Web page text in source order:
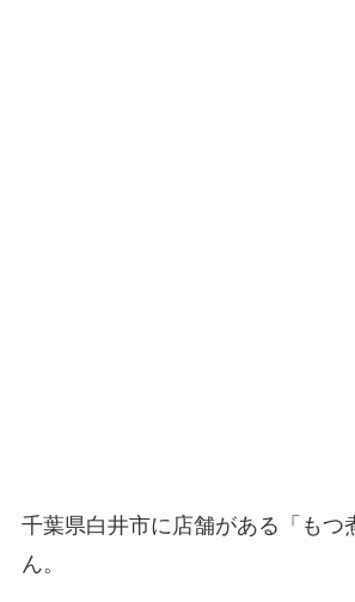
千葉県白井市に店舗がある「もつ
ん。